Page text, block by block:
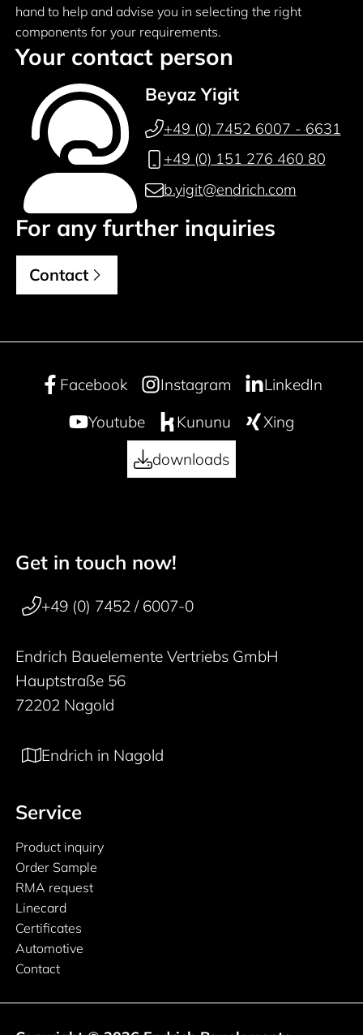
hand to help and advise you in selecting the right
components for your requirements.
Your contact person
Beyaz Yigit
+49 (0) 7452 6007 - 6631
+49 (0) 151 276 460 80
b.yigit@endrich.com
For any further inquiries
Contact
Facebook Instagram
LinkedIn
Youtube
Kununu
Xing
downloads
50 years
Footer navigation
Get in touch now!
+49 (0) 7452 / 6007-0
Endrich Bauelemente Vertriebs GmbH
Hauptstraße 56
72202 Nagold
Endrich in Nagold
Service
Product inquiry
Order Sample
RMA request
Linecard
Certificates
Automotive
Contact